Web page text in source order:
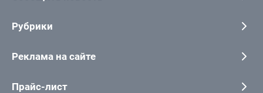
Рубрики
Реклама на сайте
Прайс-лист